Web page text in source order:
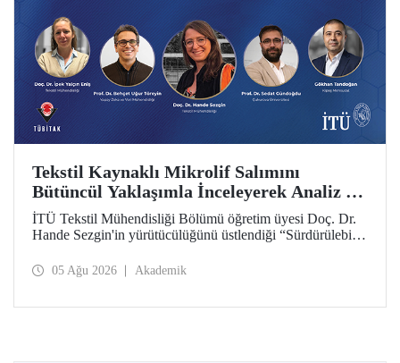
Tekstil Kaynaklı Mikrolif Salımını
Bütüncül Yaklaşımla İnceleyerek Analiz ve
Azaltım Stratejileri Geliştirecek Projeye
TÜBİTAK Desteği
İTÜ Tekstil Mühendisliği Bölümü öğretim üyesi Doç. Dr.
Hande Sezgin'in yürütücülüğünü üstlendiği “Sürdürülebilir
Koşullarına Bağlı Mikrolif Salımı: Aşınma, UV Maruziyeti
05 Ağu 2026 Akademik